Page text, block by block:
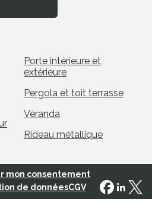
Porte intérieure et
extérieure
Pergola et toit terrasse
Véranda
Rideau métallique
mon consentement
de donnéesCGV